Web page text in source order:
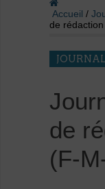
Accueil /
de
de
(F-